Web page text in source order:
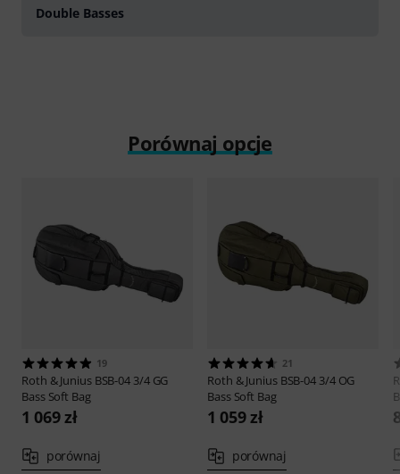
Double Basses
Porównaj opcje
19
Roth & Junius BSB-04 3/4 GG
Bass Soft Bag
1 069 zł
porównaj
21
Roth & Junius BSB-04 3/4 OG
Bass Soft Bag
1 059 zł
porównaj